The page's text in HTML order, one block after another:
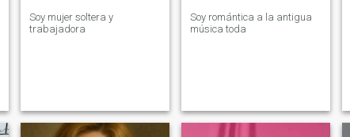
Soy mujer soltera y
trabajadora
Soy romántica a la antigua
música toda